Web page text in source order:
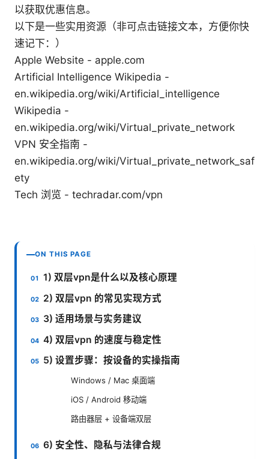
以获取优惠信息。
以下是一些实用资源（非可点击链接文本，方便你快
速记下：）
Apple Website - apple.com
Artificial Intelligence Wikipedia -
en.wikipedia.org/wiki/Artificial_intelligence
Wikipedia -
en.wikipedia.org/wiki/Virtual_private_network
VPN 安全指南 -
en.wikipedia.org/wiki/Virtual_private_network_saf
ety
Tech 浏览 - techradar.com/vpn
ON THIS PAGE
1) 双层vpn是什么以及核心原理
2) 双层vpn 的常见实现方式
3) 适用场景与实务建议
4) 双层vpn 的速度与稳定性
5) 设置步骤：按设备的实操指南
Windows / Mac 桌面端
iOS / Android 移动端
路由器层 + 设备端双层
6) 安全性、隐私与法律合规